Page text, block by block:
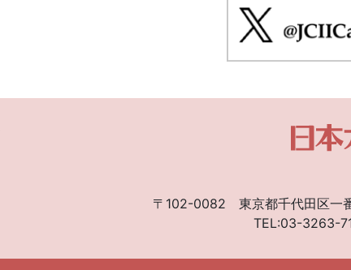
〒102-0082
東京都千代田区一
TEL:03-3263-